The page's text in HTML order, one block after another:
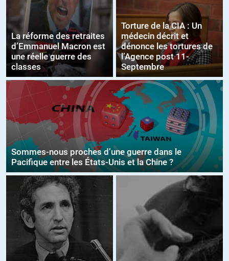
La réforme des retraites
d’Emmanuel Macron est
une réelle guerre des
classes
Torture de la CIA : Un
médecin décrit et
dénonce les tortures de
l’Agence post 11-
Septembre
Sommes-nous proches d’une guerre dans le
Pacifique entre les États-Unis et la Chine ?